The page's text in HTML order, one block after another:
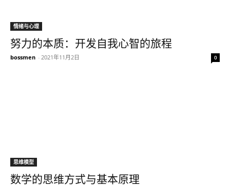
情绪与心理
努力的本质：开发自我心智的旅程
bossmen - 2021年11月2日 0
思维模型
数学的思维方式与基本原理